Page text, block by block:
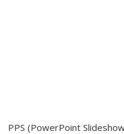
PPS (PowerPoint